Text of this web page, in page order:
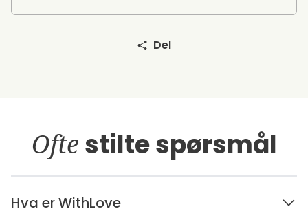
Del
Ofte stilte spørsmål
Hva er WithLove